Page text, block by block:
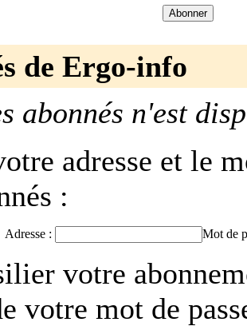
de Ergo-info
abonnés n'est
adresse et le
:
Adresse : Mot de
votre
votre mot de